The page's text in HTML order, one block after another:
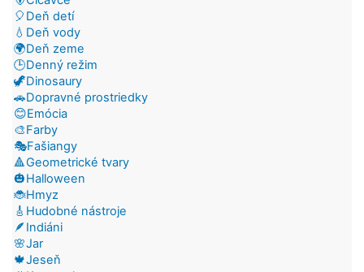
🎈Deň detí
💧Deň vody
🌍Deň zeme
🕒Denný režim
🦖Dinosaury
🚗Dopravné prostriedky
😊Emócia
🎨Farby
🎭Fašiangy
🔺Geometrické tvary
🎃Halloween
🐞Hmyz
🎸Hudobné nástroje
🪶Indiáni
🌸Jar
🍁Jeseň